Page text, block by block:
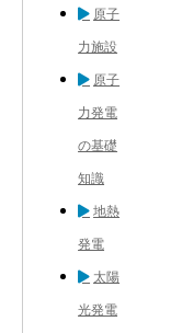
原子
力施設
原子
力発電
の基礎
知識
地熱
発電
太陽
光発電